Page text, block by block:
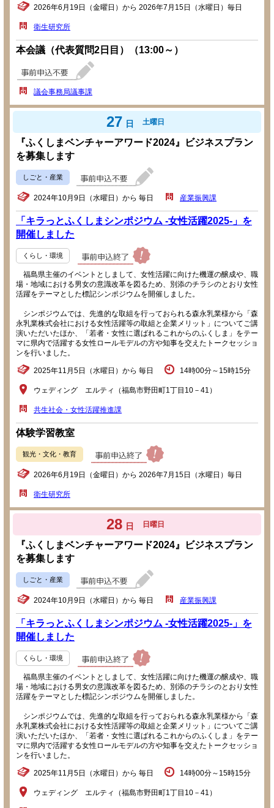
2026年6月19日（金曜日）から 2026年7月15日（水曜日）毎日
衛生研究所
本会議（代表質問2日目）（13:00～）
議会事務局議事課
27 日 土曜日
『ふくしまベンチャーアワード2024』ビジネスプラン
を募集します
しごと・産業
2024年10月9日（水曜日）から 毎日 産業振興課
「キラっとふくしまシンポジウム -女性活躍2025-」を
開催しました
くらし・環境
福島県主催のイベントとしまして、女性活躍に向けた機運の醸成や、職
場・地域における男女の意識改革を図るため、別添のチラシのとおり女性
活躍をテーマとした標記シンポジウムを開催しました。
シンポジウムでは、先進的な取組を行っておられる森永乳業様から「森
永乳業株式会社における女性活躍等の取組と企業メリット」についてご講
演いただいたほか、「若者・女性に選ばれるこれからのふくしま」をテー
マに県内で活躍する女性ロールモデルの方や知事を交えたトークセッショ
ンを行いました。
2025年11月5日（水曜日）から 毎日 14時00分～15時15分
ウェディング エルティ（福島市野田町1丁目10－41）
共生社会・女性活躍推進課
体験学習教室
観光・文化・教育
2026年6月19日（金曜日）から 2026年7月15日（水曜日）毎日
衛生研究所
28 日 日曜日
『ふくしまベンチャーアワード2024』ビジネスプラン
を募集します
しごと・産業
2024年10月9日（水曜日）から 毎日 産業振興課
「キラっとふくしまシンポジウム -女性活躍2025-」を
開催しました
くらし・環境
福島県主催のイベントとしまして、女性活躍に向けた機運の醸成や、職
場・地域における男女の意識改革を図るため、別添のチラシのとおり女性
活躍をテーマとした標記シンポジウムを開催しました。
シンポジウムでは、先進的な取組を行っておられる森永乳業様から「森
永乳業株式会社における女性活躍等の取組と企業メリット」についてご講
演いただいたほか、「若者・女性に選ばれるこれからのふくしま」をテー
マに県内で活躍する女性ロールモデルの方や知事を交えたトークセッショ
ンを行いました。
2025年11月5日（水曜日）から 毎日 14時00分～15時15分
ウェディング エルティ（福島市野田町1丁目10－41）